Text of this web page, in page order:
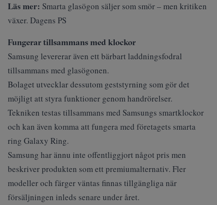
Läs mer: Smarta glasögon säljer som smör – men kritiken
växer. Dagens PS
Fungerar tillsammans med klockor
Samsung levererar även ett bärbart laddningsfodral
tillsammans med glasögonen.
Bolaget utvecklar dessutom geststyrning som gör det
möjligt att styra funktioner genom handrörelser.
Tekniken testas tillsammans med Samsungs smartklockor
och kan även komma att fungera med företagets smarta
ring Galaxy Ring.
Samsung har ännu inte offentliggjort något pris men
beskriver produkten som ett premiumalternativ. Fler
modeller och färger väntas finnas tillgängliga när
försäljningen inleds senare under året.